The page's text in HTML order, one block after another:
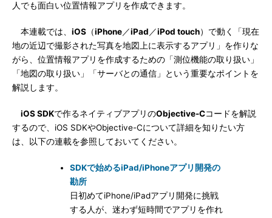
人でも面白い位置情報アプリを作成できます。
本連載では、 iOS （iPhone／iPad ／iPod touch）で動く「現在
地の近辺で撮影された写真を地図上に表示するアプリ」を作りな
がら、位置情報アプリを作成するための「測位機能の取り扱い」
「地図の取り扱い」「サーバとの通信」という重要なポイントを
解説します。
iOS SDKで作るネイティブアプリのObjective-Cコードを解説
するので、iOS SDKやObjective-Cについて詳細を知りたい方
は、以下の連載を参照しておいてください。
SDKで始めるiPad/iPhoneアプリ開発の
勘所
日初めてiPhone/iPadアプリ開発に挑戦
する人が、迷わず短時間でアプリを作れ